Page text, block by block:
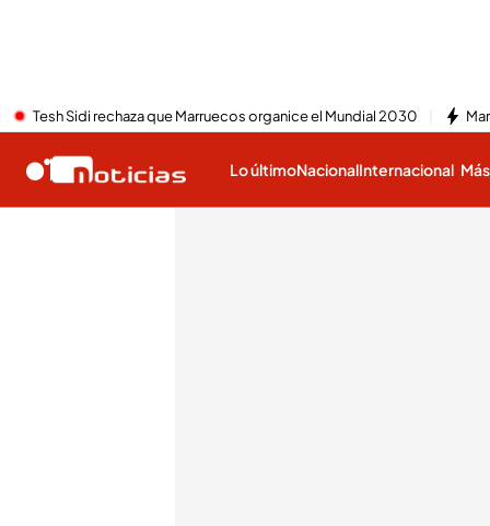
Tesh Sidi rechaza que Marruecos organice el Mundial 2030
Lo últimoNacionalInternacional Más